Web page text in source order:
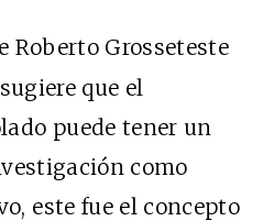
Roberto Grosseteste
que el
puede tener un
como
este fue el concepto